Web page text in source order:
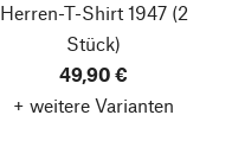
Herren-T-Shirt 1947(2
Stück)
49,90 €
+ weitere Varianten